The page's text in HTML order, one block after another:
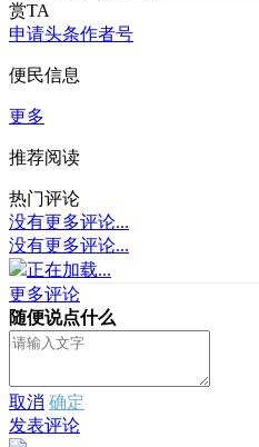
赏TA
申请头条作者号
便民信息
更多
推荐阅读
热门评论
没有更多评论...
没有更多评论...
正在加载...
更多评论
随便说点什么
取消 确定
发表评论